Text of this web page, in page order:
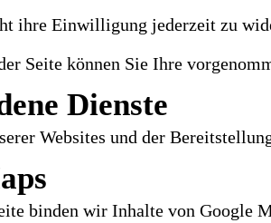
ihre Einwilligung jederzeit zu
Seite können Sie Ihre
Dienste
Websites und der
binden wir Inhalte von Google